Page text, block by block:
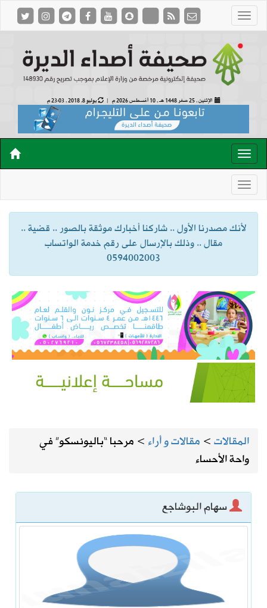
الإثنين , 25 صفر 1448 هـ , 10 أغسطس 2026 م | يوليو 8, 2018 , 23:03 م
لأنك مصدرنا الأول .. شاركنا أخبارك موثقة بالصور .. قضية ..
مقال .. وذلك بالإرسال على رقم خدمة الواتساب
0594002003
المقالات> مقالات و أراء> مرحبا “باليونسكو” في
واحة الأحساء
سهام البوشاجع